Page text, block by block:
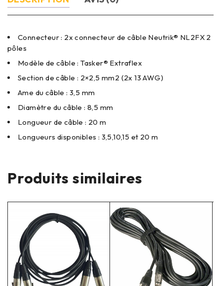
Connecteur : 2x connecteur de câble Neutrik® NL2FX 2
pôles
Modèle de câble : Tasker® Extraflex
Section de câble : 2×2,5 mm2 (2x 13 AWG)
Ame du câble : 3,5 mm
Diamètre du câble : 8,5 mm
Longueur de câble : 20 m
Longueurs disponibles : 3,5,10,15 et 20 m
Produits similaires